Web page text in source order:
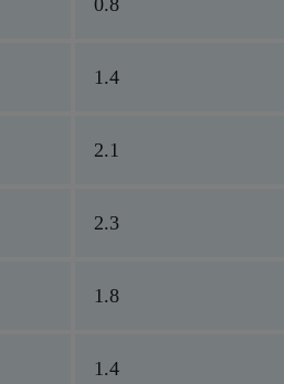
0.8
1.4
2.1
2.3
1.8
1.4